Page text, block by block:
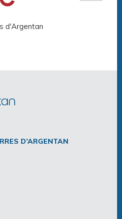
d'Argentan
D’ARGENTAN